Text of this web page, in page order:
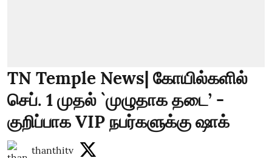
TN Temple News| கோயில்களில்
செப். 1 முதல் `முழுதாக தடை’ -
குறிப்பாக VIP நபர்களுக்கு ஷாக்
thanthitv